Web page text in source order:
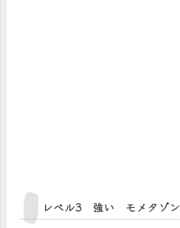
レベル3 強い モメタゾン